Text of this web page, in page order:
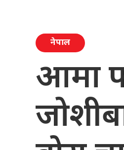
नेपाल
आमा